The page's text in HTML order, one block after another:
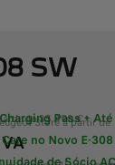
SW
Pass +
no Novo E-
de 35 490 €
Store a partir de